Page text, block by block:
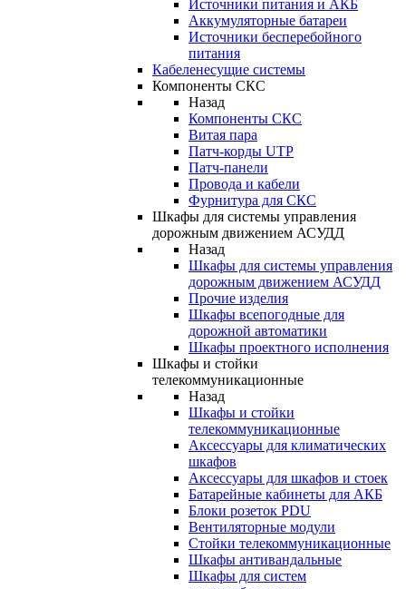
Источники питания и АКБ
Аккумуляторные батареи
Источники бесперебойного
питания
Кабеленесущие системы
Компоненты СКС
Назад
Компоненты СКС
Витая пара
Патч-корды UTP
Патч-панели
Провода и кабели
Фурнитура для СКС
Шкафы для системы управления
дорожным движением АСУДД
Назад
Шкафы для системы управления
дорожным движением АСУДД
Прочие изделия
Шкафы всепогодные для
дорожной автоматики
Шкафы проектного исполнения
Шкафы и стойки
телекоммуникационные
Назад
Шкафы и стойки
телекоммуникационные
Аксессуары для климатических
шкафов
Аксессуары для шкафов и стоек
Батарейные кабинеты для АКБ
Блоки розеток PDU
Вентиляторные модули
Стойки телекоммуникационные
Шкафы антивандальные
Шкафы для систем